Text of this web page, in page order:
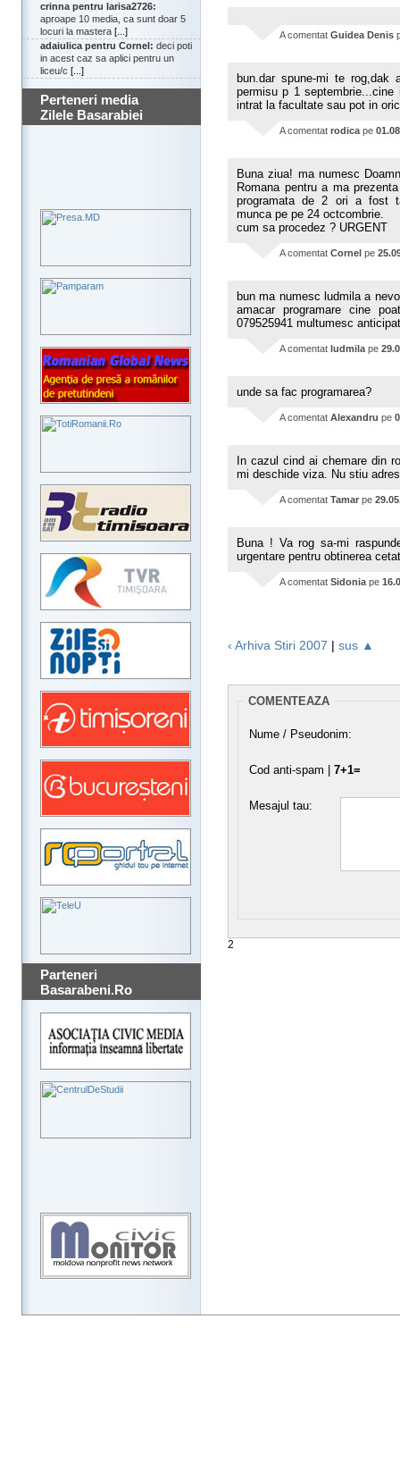
crinna pentru larisa2726:
aproape 10 media, ca sunt doar 5
locuri la mastera [...]
adaiulica pentru Cornel: deci poti
in acest caz sa aplici pentru un
liceu/c [...]
Perteneri media
Zilele Basarabiei
Parteneri
Basarabeni.Ro
A comentat Guidea Denis
bun.dar spune-mi te
permisu p 1 septembrie...cine
intrat la facultate sau pot in
A comentat rodica pe
Buna ziua! ma numesc
Romana pentru a ma
programata de 2 ori a fost
munca pe pe 24 octcombrie.
cum sa procedez ? URGENT
A comentat Cornel pe
bun ma numesc ludmila a
amacar programare cine
079525941 multumesc anticipat
A comentat ludmila pe
unde sa fac programarea?
A comentat Alexandru pe
In cazul cind ai chemare din
mi deschide viza. Nu stiu
A comentat Tamar pe
Buna ! Va rog sa-mi
urgentare pentru obtinerea
A comentat Sidonia pe
‹ Arhiva Stiri 2007 | sus ▲
COMENTEAZA
Nume / Pseudonim:
Cod anti-spam | 7+1=
Mesajul tau:
2